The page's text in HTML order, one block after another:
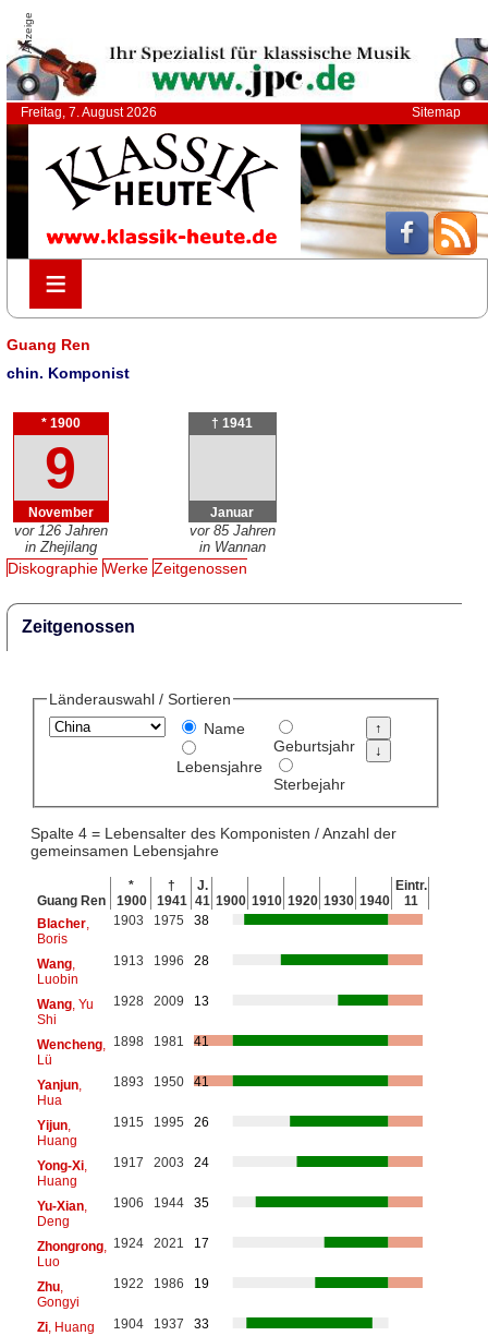
Anzeige
Freitag, 7. August 2026 Sitemap
≡
≡
Guang Ren
chin. Komponist
* 1900
9
November
vor 126 Jahren
in Zhejilang
† 1941
Januar
vor 85 Jahren
in Wannan
Diskographie Werke Zeitgenossen
Zeitgenossen
Länderauswahl / Sortieren
Name
Lebensjahre
Geburtsjahr
Sterbejahr
Spalte 4 = Lebensalter des Komponisten / Anzahl der
gemeinsamen Lebensjahre
Guang Ren
*
1900
†
1941
J.
41 1900 1910 1920 1930 1940
Eintr.
11
Blacher,
Boris
1903 1975 38
Wang,
Luobin
1913 1996 28
Wang, Yu
Shi
1928 2009 13
Wencheng,
Lü
1898 1981 41
Yanjun,
Hua
1893 1950 41
Yijun,
Huang
1915 1995 26
Yong-Xi,
Huang
1917 2003 24
Yu-Xian,
Deng
1906 1944 35
Zhongrong,
Luo
1924 2021 17
Zhu,
Gongyi
1922 1986 19
Zi, Huang 1904 1937 33